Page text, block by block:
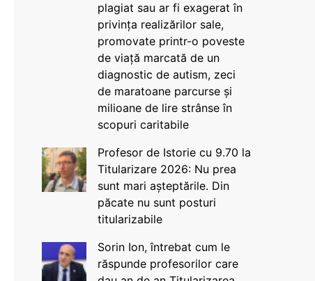
plagiat sau ar fi exagerat în
privința realizărilor sale,
promovate printr-o poveste
de viață marcată de un
diagnostic de autism, zeci
de maratoane parcurse și
milioane de lire strânse în
scopuri caritabile
Profesor de Istorie cu 9.70 la
Titularizare 2026: Nu prea
sunt mari așteptările. Din
păcate nu sunt posturi
titularizabile
Sorin Ion, întrebat cum le
răspunde profesorilor care